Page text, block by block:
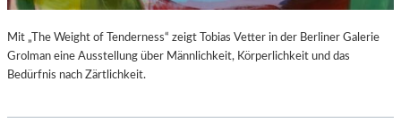
Mit „The Weight of Tenderness“ zeigt Tobias Vetter in der Berliner Galerie
Grolman eine Ausstellung über Männlichkeit, Körperlichkeit und das
Bedürfnis nach Zärtlichkeit.